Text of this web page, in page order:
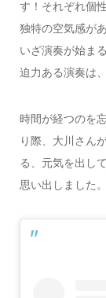
す！それぞれ個
独特の空気感が
いざ演奏が始ま
迫力ある演奏は
時間が経つのを
り際、大川さん
る、元気を出し
思い出しました。